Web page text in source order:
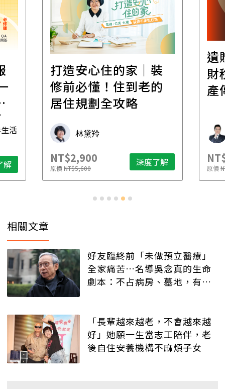
了解
遺贈稅規劃直播課│
財稅專家親授，讓資
產傳承更有效率
財稅專家 朱家棟
NT$2,500
原價NT$4,888 深度了解
相關文章
好友臨終前「未做預立醫療」
全家痛苦…名導吳念真的生命
劇本：不占病房、墓地，有人
「長輩越來越老，不會越來越
好」她願一生當志工陪伴，老
後自住安養機構不麻煩子女